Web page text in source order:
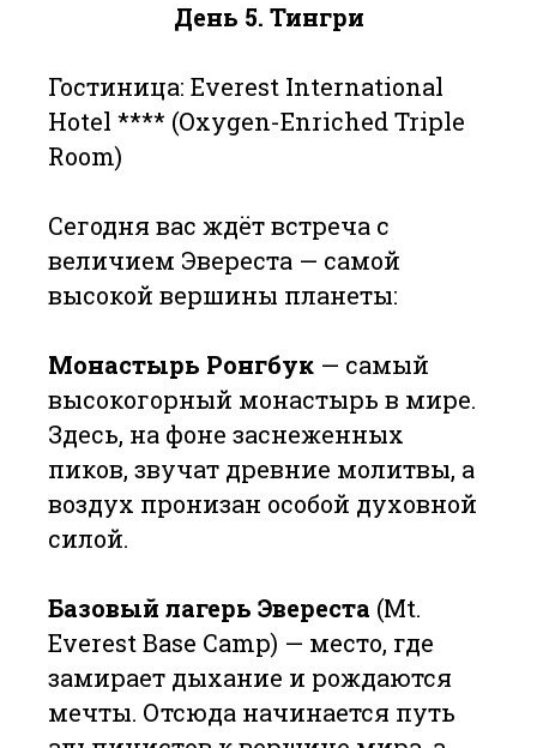
День 5. Тингри
Гостиница: Everest International
Hotel **** (Oxygen-Enriched Triple
Room)
Сегодня вас ждёт встреча с
величием Эвереста — самой
высокой вершины планеты:
Монастырь Ронгбук — самый
высокогорный монастырь в мире.
Здесь, на фоне заснеженных
пиков, звучат древние молитвы, а
воздух пронизан особой духовной
силой.
Базовый лагерь Эвереста (Mt.
Everest Base Camp) — место, где
замирает дыхание и рождаются
мечты. Отсюда начинается путь